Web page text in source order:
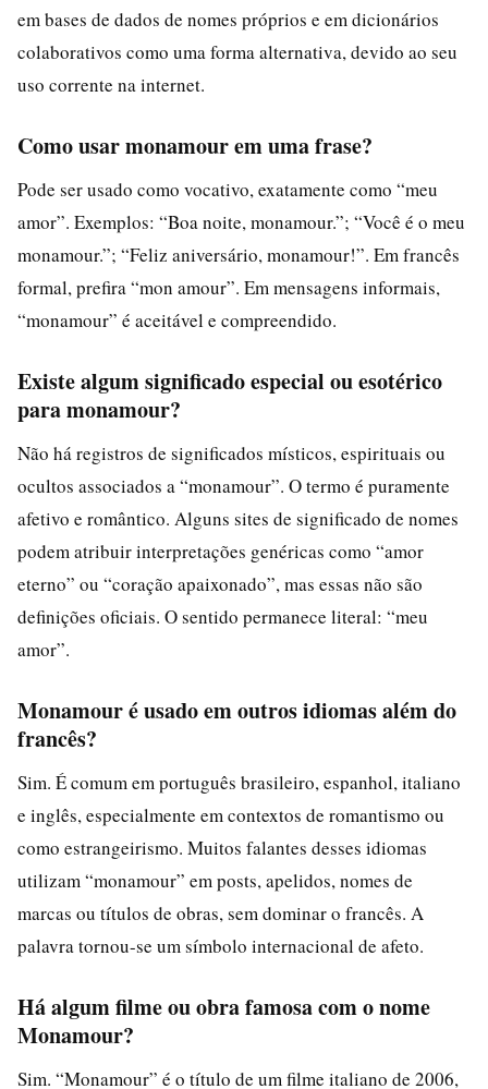
em bases de dados de nomes próprios e em dicionários
colaborativos como uma forma alternativa, devido ao seu
uso corrente na internet.
Como usar monamour em uma frase?
Pode ser usado como vocativo, exatamente como “meu
amor”. Exemplos: “Boa noite, monamour.”; “Você é o meu
monamour.”; “Feliz aniversário, monamour!”. Em francês
formal, prefira “mon amour”. Em mensagens informais,
“monamour” é aceitável e compreendido.
Existe algum significado especial ou esotérico
para monamour?
Não há registros de significados místicos, espirituais ou
ocultos associados a “monamour”. O termo é puramente
afetivo e romântico. Alguns sites de significado de nomes
podem atribuir interpretações genéricas como “amor
eterno” ou “coração apaixonado”, mas essas não são
definições oficiais. O sentido permanece literal: “meu
amor”.
Monamour é usado em outros idiomas além do
francês?
Sim. É comum em português brasileiro, espanhol, italiano
e inglês, especialmente em contextos de romantismo ou
como estrangeirismo. Muitos falantes desses idiomas
utilizam “monamour” em posts, apelidos, nomes de
marcas ou títulos de obras, sem dominar o francês. A
palavra tornou-se um símbolo internacional de afeto.
Há algum filme ou obra famosa com o nome
Monamour?
Sim. “Monamour” é o título de um filme italiano de 2006,